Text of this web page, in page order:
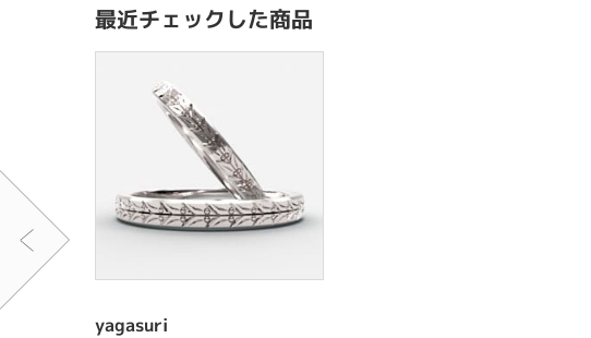
最近チェックした商品
yagasuri